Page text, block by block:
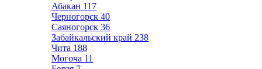
Абакан 117
Черногорск 40
Саяногорск 36
Забайкальский край 238
Чита 188
Могоча 11